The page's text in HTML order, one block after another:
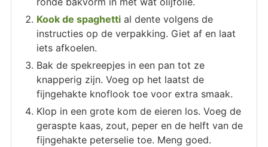
Kook de spaghettial dente volgens de
instructies op de verpakking. Giet af en laat
iets afkoelen.
Bak de spekreepjes in een pan tot ze
knapperig zijn. Voeg op het laatst de
fijngehakte knoflook toe voor extra smaak.
Klop in een grote kom de eieren los. Voeg de
geraspte kaas, zout, peper en de helft van de
fijngehakte peterselie toe. Meng goed.